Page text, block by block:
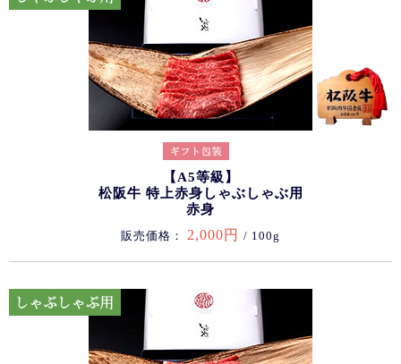
【A5等級】
松阪牛 特上赤身しゃぶしゃぶ用
赤身
販売価格： 2,000円 / 100g